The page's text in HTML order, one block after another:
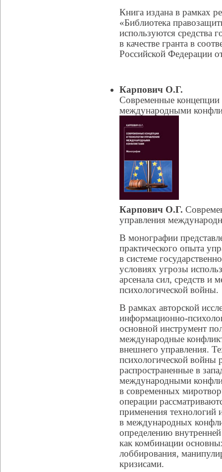
Книга издана в рамках
«Библиотека
используются средства
в качестве гранта в
Российской Федерации
Карпович О.Г.
Современные концепции
международными
Карпович О.Г.
управления
В монографии
практического опыта
в системе
условиях угрозы
арсенала сил, средств и
психологической войны.
В рамках авторской
информационно-
основной инструмент
международные
внешнего управления.
психологической войны
распространенные в
международными
в современных
операции
применения технологий
в международных
определению
как комбинации
лоббирования,
кризисами.